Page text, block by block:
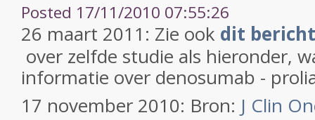
Posted 17/11/2010 07:55:26
26 maart 2011: Zie ook dit
over zelfde studie als hieronder,
informatie over denosumab -
17 november 2010: Bron: J Clin